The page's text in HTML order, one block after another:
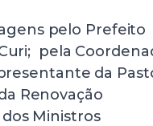
pelo Prefeito
pela
da
Renovação
Ministros